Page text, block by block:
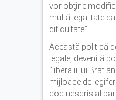
vor obţine
multă legalitate
dificultate”.
Această politică
legale, devenită
“liberalii lui
mijloace de
cod nescris al